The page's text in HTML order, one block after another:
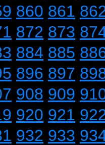
860 861
872 873
884 885
896 897
908 909
920 921
932 933